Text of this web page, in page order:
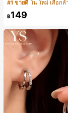
#1 ขายดี
฿149